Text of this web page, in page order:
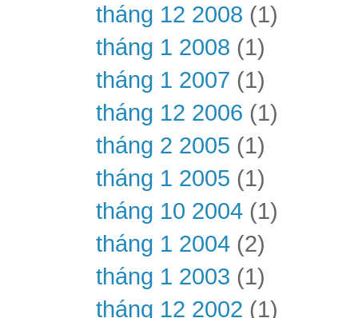
tháng 12 2008 (1)
tháng 1 2008 (1)
tháng 1 2007 (1)
tháng 12 2006 (1)
tháng 2 2005 (1)
tháng 1 2005 (1)
tháng 10 2004 (1)
tháng 1 2004 (2)
tháng 1 2003 (1)
tháng 12 2002 (1)